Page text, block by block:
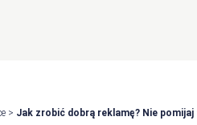
> Jak zrobić dobrą reklamę? Nie